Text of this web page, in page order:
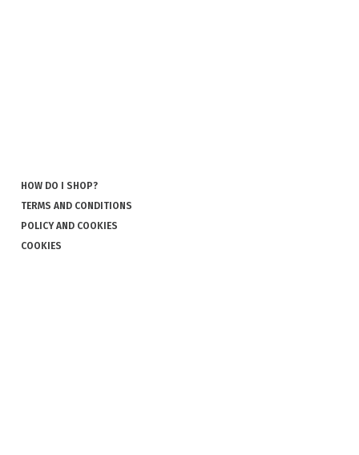
HOW DO I SHOP?
TERMS AND CONDITIONS
POLICY AND COOKIES
COOKIES